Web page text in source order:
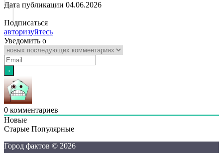
Дата публикации 04.06.2026
Подписаться
авторизуйтесь
Уведомить о
0 комментариев
Новые
Старые Популярные
Город фактов © 2026